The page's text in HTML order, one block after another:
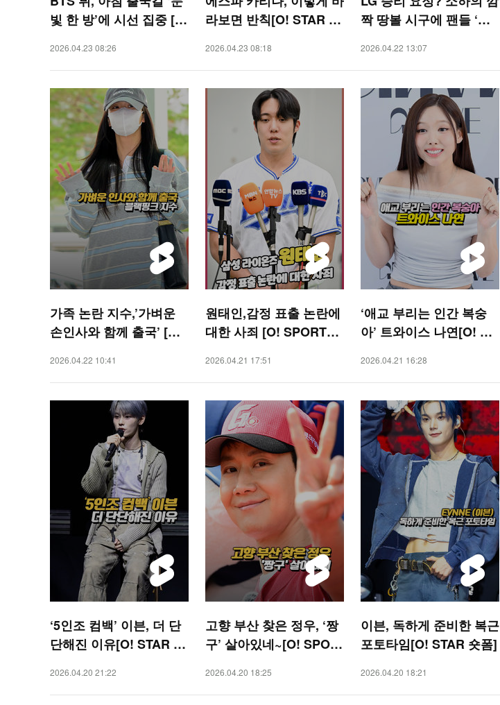
빛 한 방’에 시선 집중 [O!
2026.04.23 08:26
라보면 반칙[O! STAR 숏
2026.04.23 08:18
짝 땅볼 시구에 팬들 ‘심
2026.04.22 13:07
가족 논란 지수,’가벼운
손인사와 함께 출국’ [O!
2026.04.22 10:41
원태인,감정 표출 논란에
대한 사죄 [O! SPORTS
2026.04.21 17:51
‘애교 부리는 인간 복숭
아’ 트와이스 나연[O! ST
2026.04.21 16:28
‘5인조 컴백’ 이븐, 더 단
단해진 이유[O! STAR 숏
2026.04.20 21:22
고향 부산 찾은 정우, ‘짱
구’ 살아있네~[O! SPOR
2026.04.20 18:25
이븐, 독하게 준비한 복근
포토타임[O! STAR 숏폼]
2026.04.20 18:21